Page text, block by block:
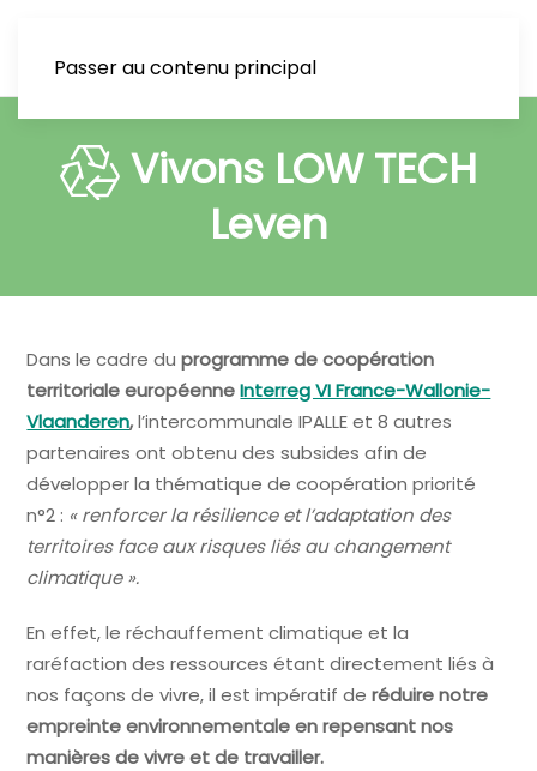
Passer au contenu principal
Vivons LOW TECH
Leven
Dans le cadre duprogramme de coopération
territoriale européenneInterreg VI France-Wallonie-
Vlaanderen,l’intercommunale IPALLE et 8 autres
partenaires ont obtenu des subsides afin de
développer la thématique de coopération priorité
n°2 : « renforcer la résilience et l’adaptation des
territoires face aux risques liés au changement
climatique ».
En effet, le réchauffement climatique et la
raréfaction des ressources étant directement liés à
nos façons de vivre, il est impératif deréduire notre
empreinte environnementale en repensant nos
manières de vivre et de travailler.